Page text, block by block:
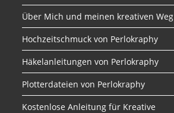
Über Mich und meinen kreativen Weg
Hochzeitschmuck von Perlokraphy
Häkelanleitungen von Perlokraphy
Plotterdateien von Perlokraphy
Kostenlose Anleitung für Kreative